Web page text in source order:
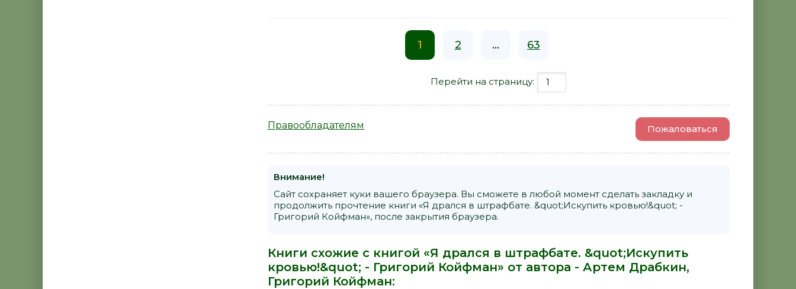
1 2 ... 63
Перейти на страницу:
Правообладателям Пожаловаться
Внимание!
Сайт сохраняет куки вашего браузера. Вы сможете в любой момент сделать закладку и
продолжить прочтение книги «Я дрался в штрафбате. &quot;Искупить кровью!&quot; -
Григорий Койфман», после закрытия браузера.
Книги схожие с книгой «Я дрался в штрафбате. &quot;Искупить
кровью!&quot; - Григорий Койфман» от автора - Артем Драбкин,
Григорий Койфман: